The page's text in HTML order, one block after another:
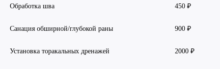
Обработка шва 450 ₽
Санация обширной/глубокой раны 900 ₽
Установка торакальных дренажей 2000 ₽